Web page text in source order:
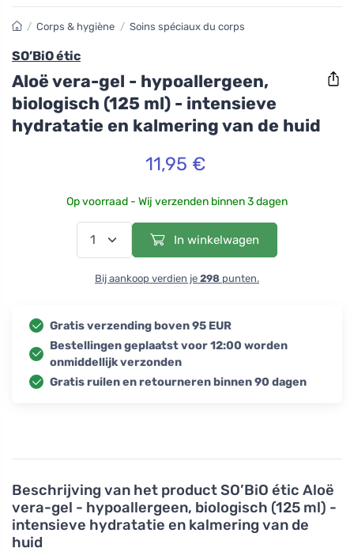
Beschrijving van het productSO’BiO étic Aloë
vera-gel - hypoallergeen, biologisch (125 ml) -
intensieve hydratatie en kalmering van de
huid
/ Corps & hygiène / Soins spéciaux du corps
SO’BiO étic
Aloë vera-gel - hypoallergeen,
biologisch (125 ml) - intensieve
hydratatie en kalmering van de huid
11,95 €
Op voorraad - Wij verzenden binnen 3 dagen
In winkelwagen
Bij aankoop verdien je 298 punten.
Gratis verzending boven 95 EUR
Bestellingen geplaatst voor 12:00 worden
onmiddellijk verzonden
Gratis ruilen en retourneren binnen 90 dagen